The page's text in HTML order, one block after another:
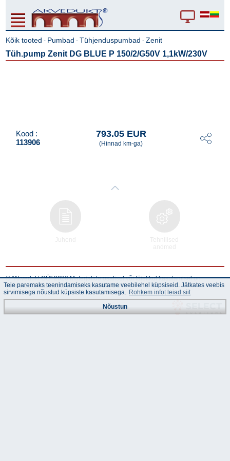
Kõik tooted - Pumbad - Tühjenduspumbad -Zenit
Tüh.pump Zenit DG BLUE P 150/2/G50V 1,1kW/230V
Kood :
113906
793.05 EUR
(Hinnad km-ga)
© "Akvedukt OÜ" 2026 Materjalide osalisel või täielikul kasutamisel on
kohustuslik kasutada viidet "Akvedukt OÜ"
Teie paremaks teenindamiseks kasutame veebilehel küpsiseid. Jätkates veebis
sirvimisega nõustud küpsiste kasutamisega. Rohkem infot leiad siit
Nõustun